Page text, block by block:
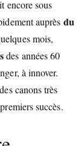
encore sous
auprès du
mois,
des années 60
à innover.
canons très
succès.